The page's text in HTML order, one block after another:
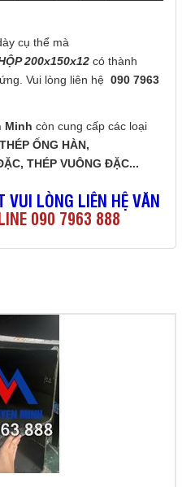
cụ thể mà
200x150x12 có thành
Vui lòng liên hệ 090 7963
Minh còn cung cấp các loại
ỐNG HÀN,
, THÉP VUÔNG ĐẶC...
VUI LÒNG LIÊN HỆ VĂN
090 7963 888